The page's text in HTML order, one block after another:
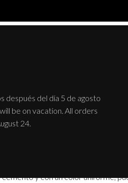
después del día 5 de agosto
be on vacation. All orders
24.
cemento y con un color uniforme,